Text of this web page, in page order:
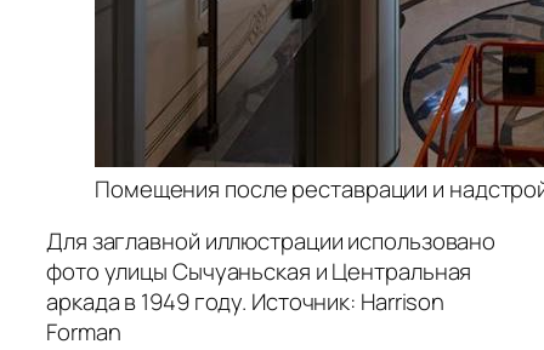
Помещения после реставрации и
Для заглавной иллюстрации использовано
фото улицы Сычуаньская и Центральная
аркада в 1949 году. Источник: Harrison
Forman